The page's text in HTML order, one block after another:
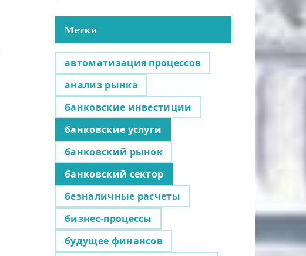
Метки
автоматизация процессов
анализ рынка
банковские инвестиции
банковские услуги
банковский рынок
банковский сектор
безналичные расчеты
бизнес-процессы
будущее финансов